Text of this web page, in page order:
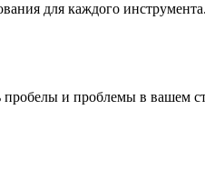
для каждого
и проблемы в вашем